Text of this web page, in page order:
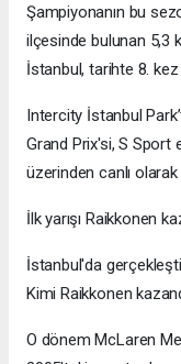
Şampiyonanın bu
ilçesinde bulunan 5,3
İstanbul, tarihte 8. kez
Intercity İstanbul
Grand Prix'si, S Sport
üzerinden canlı
İlk yarışı Raikkonen
İstanbul'da
Kimi Raikkonen
O dönem McLaren